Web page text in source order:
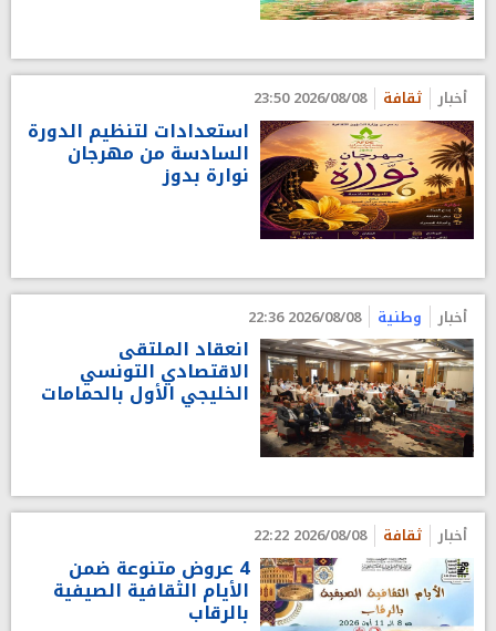
أخبار ثقافة 2026/08/08 23:50
استعدادات لتنظيم الدورة
السادسة من مهرجان
نوارة بدوز
أخبار وطنية 2026/08/08 22:36
انعقاد الملتقى
الاقتصادي التونسي
الخليجي الأول بالحمامات
أخبار ثقافة 2026/08/08 22:22
4 عروض متنوعة ضمن
الأيام الثقافية الصيفية
بالرقاب